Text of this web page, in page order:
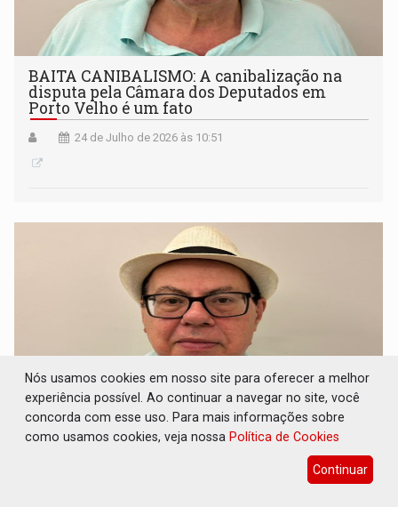
BAITA CANIBALISMO: A canibalização na
disputa pela Câmara dos Deputados em
Porto Velho é um fato
24 de Julho de 2026 às 10:51
A DIÁSPORA: Motivados pelas redes sociais,
milhares de bolsonaristas mudaram para o
Nós usamos cookies em nosso site para oferecer a melhor
experiência possível. Ao continuar a navegar no site, você
concorda com esse uso. Para mais informações sobre
como usamos cookies, veja nossa Política de Cookies
Continuar